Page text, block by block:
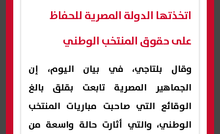
اتخذتها الدولة المصرية للحفاظ
على حقوق المنتخب الوطني
وقال بلتاجي، في بيان اليوم، إن
الجماهير المصرية تابعت بقلق بالغ
الوقائع التي صاحبت مباريات المنتخب
الوطني، والتي أثارت حالة واسعة من